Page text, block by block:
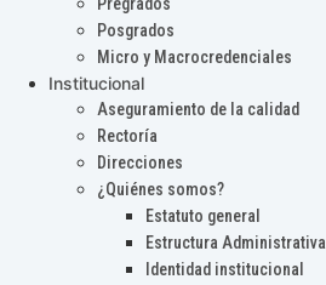
Pregrados
Posgrados
Micro y Macrocredenciales
Institucional
Aseguramiento de la calidad
Rectoría
Direcciones
¿Quiénes somos?
Estatuto general
Estructura Administrativa
Identidad institucional